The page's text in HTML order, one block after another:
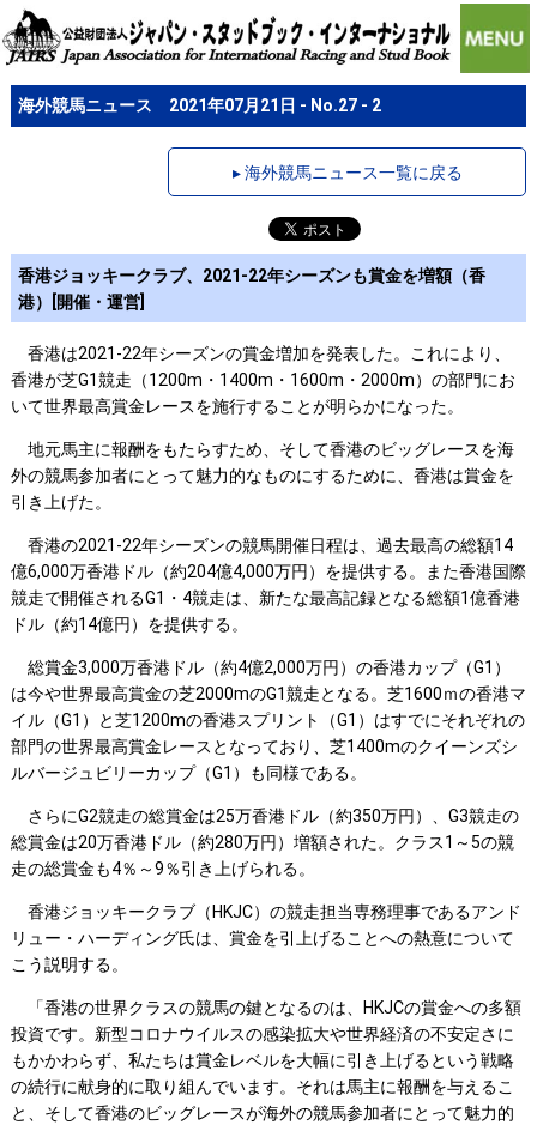
海外競馬ニュース 2021年07月21日 - No.27 - 2
▸ 海外競馬ニュース一覧に戻る
香港ジョッキークラブ、2021-22年シーズンも賞金を増額（香
港）[開催・運営]
香港は2021-22年シーズンの賞金増加を発表した。これにより、
香港が芝G1競走（1200m・1400m・1600m・2000m）の部門にお
いて世界最高賞金レースを施行することが明らかになった。
地元馬主に報酬をもたらすため、そして香港のビッグレースを海
外の競馬参加者にとって魅力的なものにするために、香港は賞金を
引き上げた。
香港の2021-22年シーズンの競馬開催日程は、過去最高の総額14
億6,000万香港ドル（約204億4,000万円）を提供する。また香港国際
競走で開催されるG1・4競走は、新たな最高記録となる総額1億香港
ドル（約14億円）を提供する。
総賞金3,000万香港ドル（約4億2,000万円）の香港カップ（G1）
は今や世界最高賞金の芝2000mのG1競走となる。芝1600ｍの香港マ
イル（G1）と芝1200mの香港スプリント（G1）はすでにそれぞれの
部門の世界最高賞金レースとなっており、芝1400mのクイーンズシ
ルバージュビリーカップ（G1）も同様である。
さらにG2競走の総賞金は25万香港ドル（約350万円）、G3競走の
総賞金は20万香港ドル（約280万円）増額された。クラス1～5の競
走の総賞金も4％～9％引き上げられる。
香港ジョッキークラブ（HKJC）の競走担当専務理事であるアンド
リュー・ハーディング氏は、賞金を引上げることへの熱意について
こう説明する。
「香港の世界クラスの競馬の鍵となるのは、HKJCの賞金への多額
投資です。新型コロナウイルスの感染拡大や世界経済の不安定さに
もかかわらず、私たちは賞金レベルを大幅に引き上げるという戦略
の続行に献身的に取り組んでいます。それは馬主に報酬を与えるこ
と、そして香港のビッグレースが海外の競馬参加者にとって魅力的